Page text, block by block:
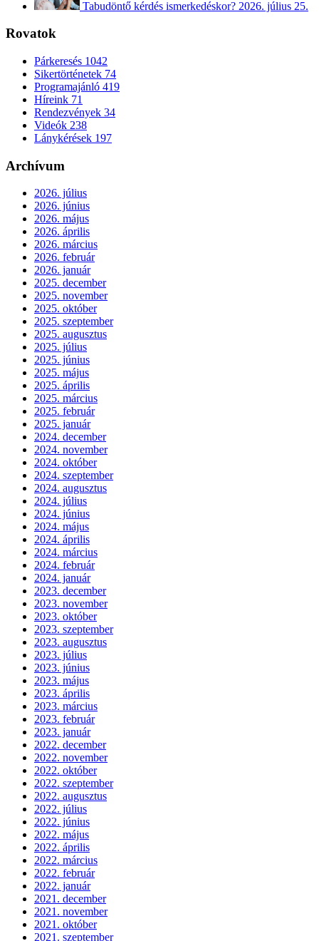
Tabudöntő kérdés ismerkedéskor? 2026. július 25.
Rovatok
Párkeresés 1042
Sikertörténetek 74
Programajánló 419
Híreink 71
Rendezvények 34
Videók 238
Lánykérések 197
Archívum
2026. július
2026. június
2026. május
2026. április
2026. március
2026. február
2026. január
2025. december
2025. november
2025. október
2025. szeptember
2025. augusztus
2025. július
2025. június
2025. május
2025. április
2025. március
2025. február
2025. január
2024. december
2024. november
2024. október
2024. szeptember
2024. augusztus
2024. július
2024. június
2024. május
2024. április
2024. március
2024. február
2024. január
2023. december
2023. november
2023. október
2023. szeptember
2023. augusztus
2023. július
2023. június
2023. május
2023. április
2023. március
2023. február
2023. január
2022. december
2022. november
2022. október
2022. szeptember
2022. augusztus
2022. július
2022. június
2022. május
2022. április
2022. március
2022. február
2022. január
2021. december
2021. november
2021. október
2021. szeptember